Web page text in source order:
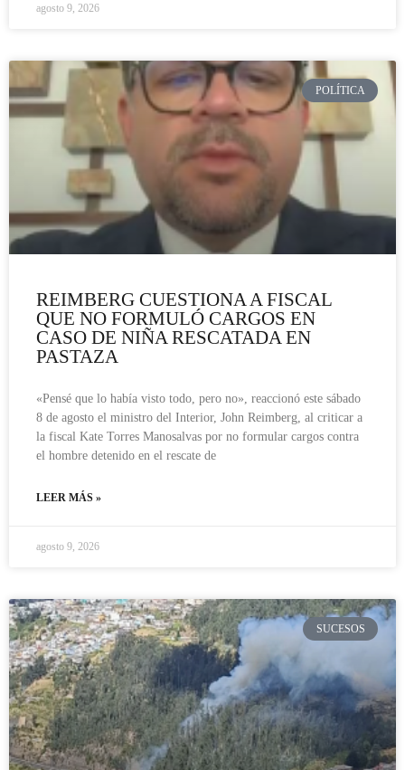
agosto 9, 2026
POLÍTICA
REIMBERG CUESTIONA A FISCAL
QUE NO FORMULÓ CARGOS EN
CASO DE NIÑA RESCATADA EN
PASTAZA
«Pensé que lo había visto todo, pero no», reaccionó este sábado
8 de agosto el ministro del Interior, John Reimberg, al criticar a
la fiscal Kate Torres Manosalvas por no formular cargos contra
el hombre detenido en el rescate de
LEER MÁS »
agosto 9, 2026
SUCESOS